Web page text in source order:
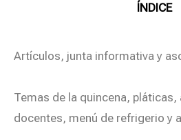
ÍNDICE
Artículos, junta informativa y
Temas de la quincena,
docentes, menú de refrigerio y